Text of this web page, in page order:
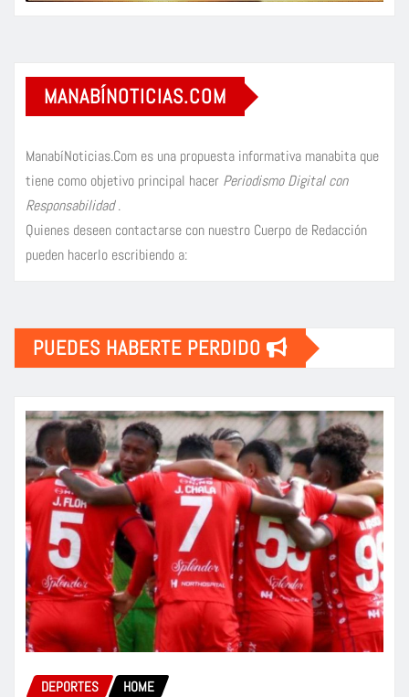
MANABÍNOTICIAS.COM
ManabíNoticias.Com es una propuesta informativa manabita que
tiene como objetivo principal hacer Periodismo Digital con
Responsabilidad.
Quienes deseen contactarse con nuestro Cuerpo de Redacción
pueden hacerlo escribiendo a:
PUEDES HABERTE PERDIDO
DEPORTES HOME